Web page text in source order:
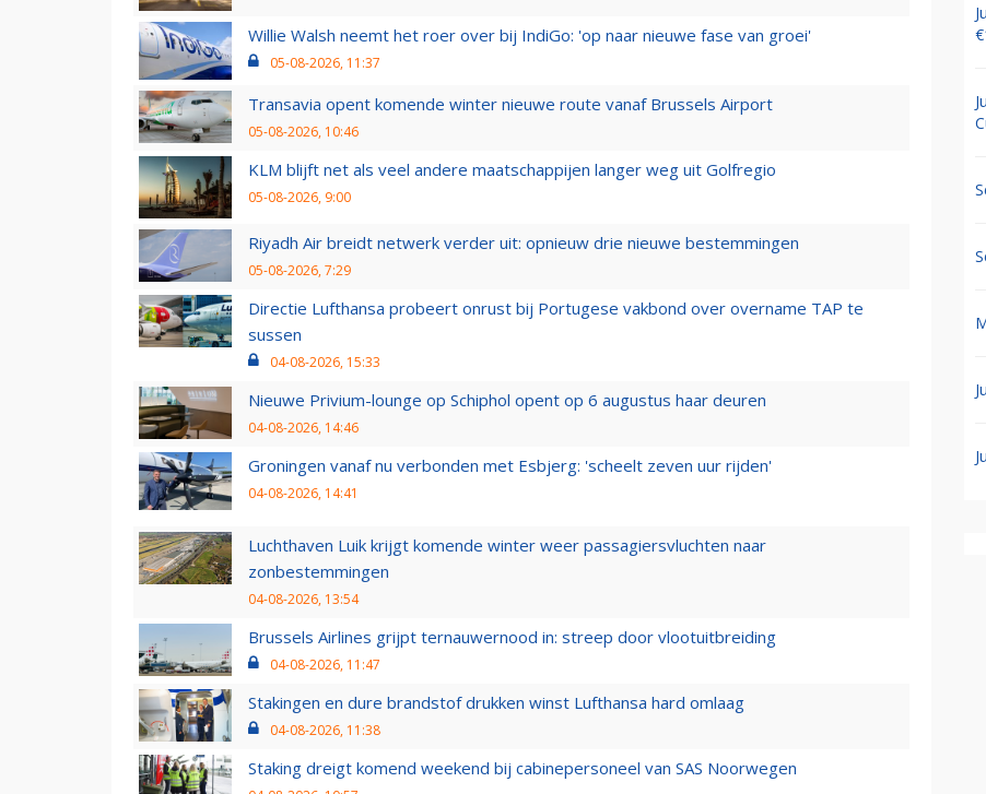
Willie Walsh neemt het roer over bij IndiGo: 'op naar nieuwe fase van groei'
05-08-2026, 11:37
Transavia opent komende winter nieuwe route vanaf Brussels Airport
05-08-2026, 10:46
KLM blijft net als veel andere maatschappijen langer weg uit Golfregio
05-08-2026, 9:00
Riyadh Air breidt netwerk verder uit: opnieuw drie nieuwe bestemmingen
05-08-2026, 7:29
Directie Lufthansa probeert onrust bij Portugese vakbond over overname TAP te
sussen
04-08-2026, 15:33
Nieuwe Privium-lounge op Schiphol opent op 6 augustus haar deuren
04-08-2026, 14:46
Groningen vanaf nu verbonden met Esbjerg: 'scheelt zeven uur rijden'
04-08-2026, 14:41
Luchthaven Luik krijgt komende winter weer passagiersvluchten naar
zonbestemmingen
04-08-2026, 13:54
Brussels Airlines grijpt ternauwernood in: streep door vlootuitbreiding
04-08-2026, 11:47
Stakingen en dure brandstof drukken winst Lufthansa hard omlaag
04-08-2026, 11:38
Staking dreigt komend weekend bij cabinepersoneel van SAS Noorwegen